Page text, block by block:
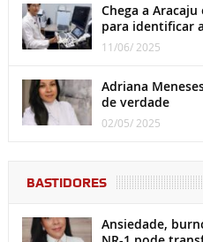
Chega a
para identificar
11/06/ 2025
Adriana
de verdade
02/05/ 2025
BASTIDORES
Ansiedade,